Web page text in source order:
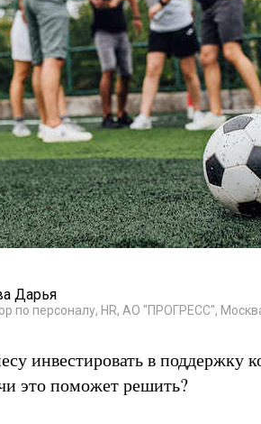
Дарья
по персоналу, HR, АО "ПРОГРЕСС",
инвестировать в поддержку
это поможет решить?